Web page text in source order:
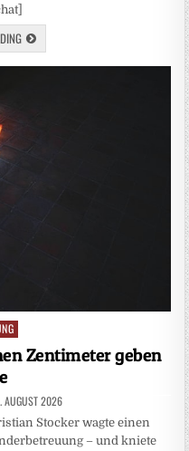
Zentimeter geben
2026
Stocker wagte einen
– und kniete